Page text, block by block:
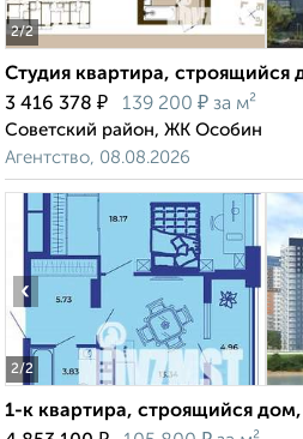
2/2
Студия квартира, строящийся
3 416 378 ₽ 139 200 ₽ за м²
Советский район, ЖК Особин
Агентство, 08.08.2026
2/2
‹
1-к квартира, строящийся